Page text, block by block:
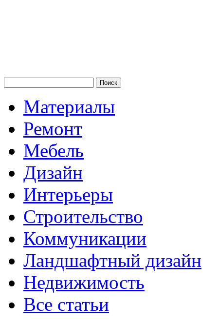
Материалы
Ремонт
Мебель
Дизайн
Интерьеры
Строительство
Коммуникации
Ландшафтный дизайн
Недвижимость
Все статьи